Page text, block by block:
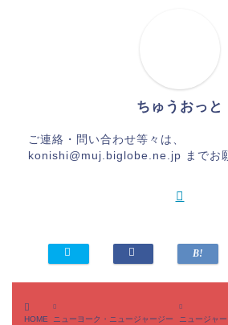
ちゅうおっと
ご連絡・問い合わせ等々は、
konishi@muj.biglobe.ne.jp までお
HOME ニューヨーク・ニュージャージー ニュージャ